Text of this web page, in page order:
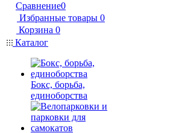
Сравнение0
Избранные товары 0
Корзина 0
Каталог
Бокс, борьба,
единоборства